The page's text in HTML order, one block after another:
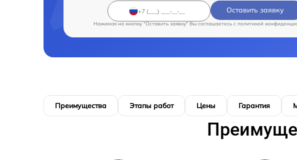
Оставить заявку
Нажимая на кнопку "Оставить заявку" Вы соглашаетесь c политикой
Преимущества Этапы работ Цены Гарантия